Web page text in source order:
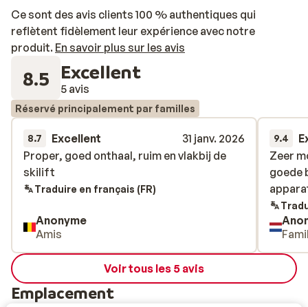
Ce sont des avis clients 100 % authentiques qui
reflètent fidèlement leur expérience avec notre
produit. En savoir plus sur les avis
8.5 Excellent
5 avis
Réservé principalement par familles
8.7 Excellent
31 janv. 2026
Proper, goed onthaal, ruim en vlakbij de
skilift
Proper, goed onthaal, ruim en vlakbij de
skilift
Traduire en français (FR)
Anonyme
Amis
9.4
Zeer
goede
Zeer
goede
Voir tous les 5 avis
Emplacement